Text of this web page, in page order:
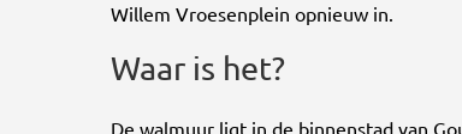
Willem Vroesenplein opnieuw in.
Waar is het?
De walmuur ligt in de binnenstad van